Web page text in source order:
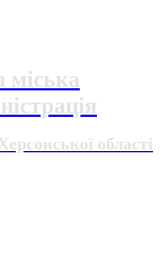
міська
області